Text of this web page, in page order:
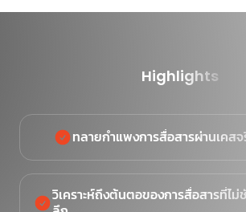
Highlights
ทลายกำแพงการสื่อสารผ่านเคสจ
วิเคราะห์ถึงต้นตอของการสื่อสารที่ไม่ชั